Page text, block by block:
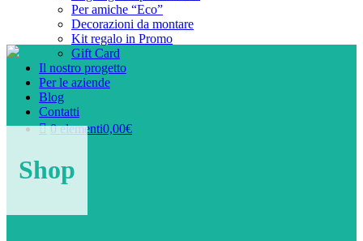
Per amiche “Eco”
Decorazioni da montare
Kit regalo in Promo
Gift Card
Il nostro progetto
Per le aziende
Blog
Contatti
0 elementi0,00€
Shop